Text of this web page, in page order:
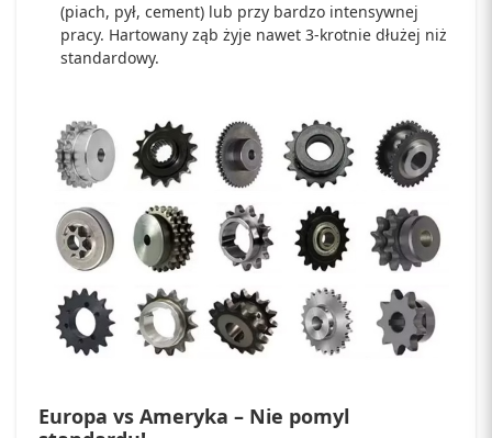
(piach, pył, cement) lub przy bardzo intensywnej
pracy. Hartowany ząb żyje nawet 3-krotnie dłużej niż
standardowy.
Europa vs Ameryka – Nie pomyl